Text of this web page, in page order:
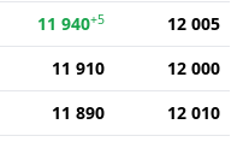
11 940+5
12 005
11 910
12 000
11 890
12 010